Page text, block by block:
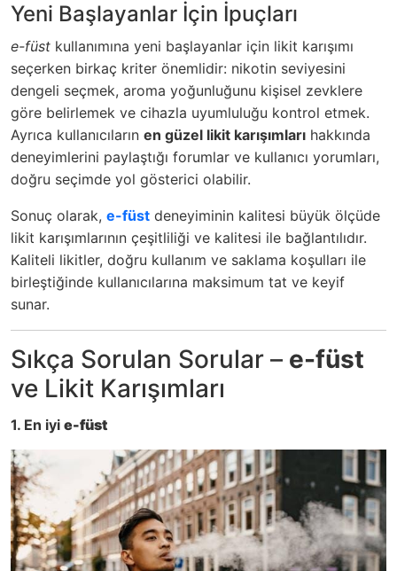
Yeni Başlayanlar İçin İpuçları
e-füst kullanımına yeni başlayanlar için likit karışımı
seçerken birkaç kriter önemlidir: nikotin seviyesini
dengeli seçmek, aroma yoğunluğunu kişisel zevklere
göre belirlemek ve cihazla uyumluluğu kontrol etmek.
Ayrıca kullanıcıların en güzel likit karışımları hakkında
deneyimlerini paylaştığı forumlar ve kullanıcı yorumları,
doğru seçimde yol gösterici olabilir.
Sonuç olarak, e-füst deneyiminin kalitesi büyük ölçüde
likit karışımlarının çeşitliliği ve kalitesi ile bağlantılıdır.
Kaliteli likitler, doğru kullanım ve saklama koşulları ile
birleştiğinde kullanıcılarına maksimum tat ve keyif
sunar.
Sıkça Sorulan Sorular – e-füst
ve Likit Karışımları
1. En iyi e-füst